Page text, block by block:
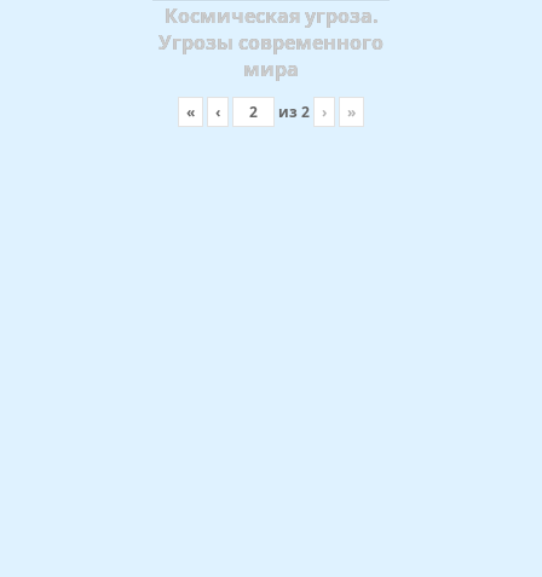
Космическая угроза.
Угрозы современного
мира
« ‹ из 2 › »